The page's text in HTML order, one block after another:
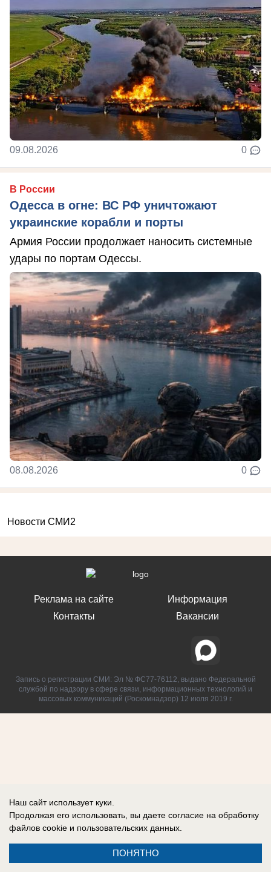
09.08.2026 0
В России
Одесса в огне: ВС РФ уничтожают
украинские корабли и порты
Армия России продолжает наносить системные
удары по портам Одессы.
08.08.2026 0
Новости СМИ2
Реклама на сайте
Контакты
Информация
Вакансии
Запись о регистрации СМИ: Эл № ФС77-76112, выдано Федеральной
службой по надзору в сфере связи, информационных технологий и
массовых коммуникаций (Роскомнадзор) 12 июля 2019 г.
Наш сайт использует куки.
Продолжая его использовать, вы даете согласие на обработку
файлов cookie и пользовательских данных.
ПОНЯТНО